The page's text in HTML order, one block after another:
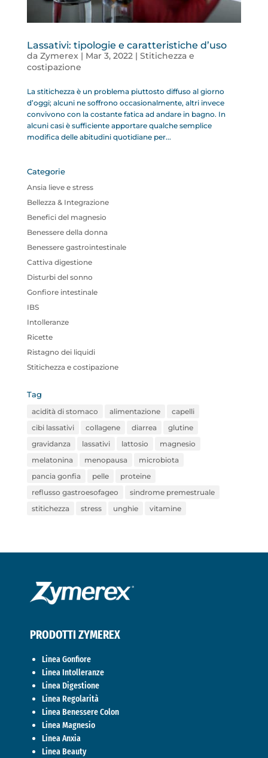
Lassativi: tipologie e caratteristiche d’uso
da Zymerex| Mar 3, 2022| Stitichezza e
costipazione
La stitichezza è un problema piuttosto diffuso al giorno
d’oggi; alcuni ne soffrono occasionalmente, altri invece
convivono con la costante fatica ad andare in bagno. In
alcuni casi è sufficiente apportare qualche semplice
modifica delle abitudini quotidiane per...
Categorie
Ansia lieve e stress
Bellezza & Integrazione
Benefici del magnesio
Benessere della donna
Benessere gastrointestinale
Cattiva digestione
Disturbi del sonno
Gonfiore intestinale
IBS
Intolleranze
Ricette
Ristagno dei liquidi
Stitichezza e costipazione
Tag
acidità di stomaco alimentazione
capelli
cibi lassativi
collagene diarrea
glutine
gravidanza
lassativi lattosio
magnesio
melatonina
menopausa
microbiota
pancia gonfia
pelle
proteine
reflusso gastroesofageo
sindrome premestruale
stitichezza
stress unghie vitamine
PRODOTTI ZYMEREX
Linea Gonfiore
Linea Intolleranze
Linea Digestione
Linea Regolarità
Linea Benessere Colon
Linea Magnesio
Linea Anxia
Linea Beauty